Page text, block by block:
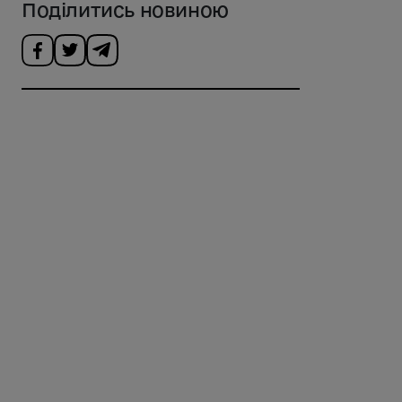
Поділитись новиною